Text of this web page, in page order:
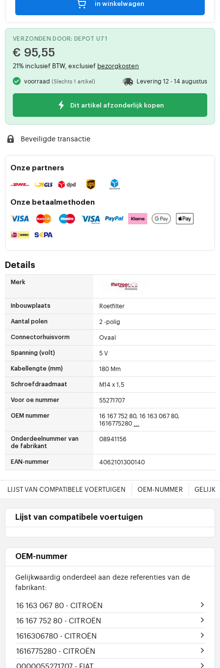
in winkelwagen
VERZONDEN DOOR: DEPOT U71
€ 95,55
21% inclusief BTW, exclusief bezorgkosten
voorraad(Slechts 1 artikel) Levering 12 - 14 augustus
Dit artikel afzonderlijk kopen
Beveiligde transactie
Onze partners
Onze betaalmethoden
Details
Merk
Inbouwplaats Roetfilter
Aantal polen 2 -polig
Connectorhuisvorm Ovaal
Spanning (volt) 5 V
Kabellengte (mm) 180 Mm
Schroefdraadmaat M14 x 1,5
Voor oe nummer 55271707
OEM nummer
16 167 752 80, 16 163 067 80,
1616775280 ...
Onderdeelnummer van
de fabrikant
08941156
EAN-nummer 4062101300140
LIJST VAN COMPATIBELE VOERTUIGEN OEM-NUMMER
Lijst van compatibele voertuigen
OEM-nummer
Gelijkwaardig onderdeel aan deze referenties van de
fabrikant:
16 163 067 80 - CITROËN
16 167 752 80 - CITROËN
1616306780 - CITROËN
1616775280 - CITROËN